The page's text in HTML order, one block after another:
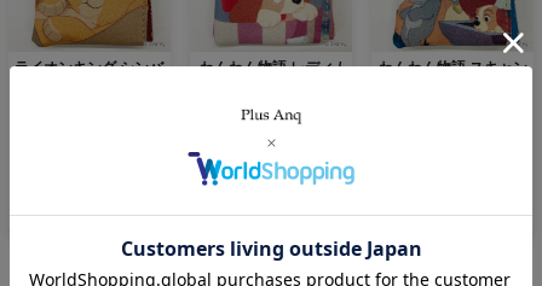
ライオンキング シンバ
わんわん物語 レディ /
【欠品中】
わんわん物語 スキャン